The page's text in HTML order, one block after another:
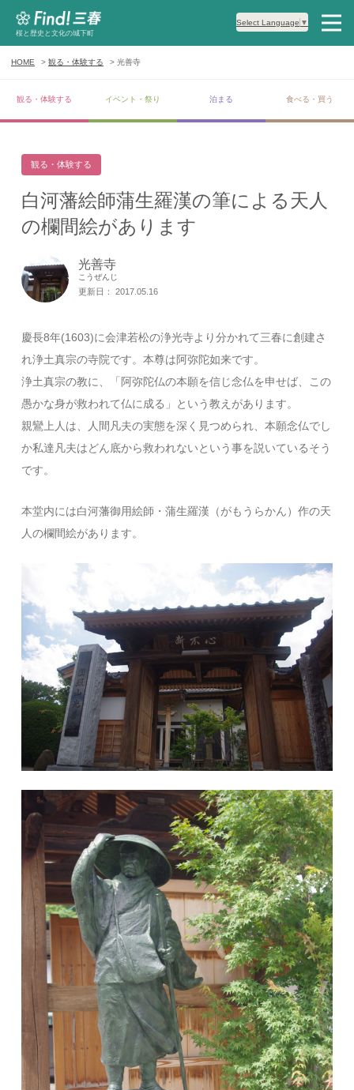
桜と歴史と文化の城下町
Select Language ▼
HOME 観る・体験する 光善寺
観る・体験する イベント・祭り 泊まる 食べる・買う
観る・体験する
白河藩絵師蒲生羅漢の筆による天人
の欄間絵があります
光善寺
こうぜんじ
更新日： 2017.05.16
慶長8年(1603)に会津若松の浄光寺より分かれて三春に創建さ
れ浄土真宗の寺院です。本尊は阿弥陀如来です。
浄土真宗の教に、「阿弥陀仏の本願を信じ念仏を申せば、この
愚かな身が救われて仏に成る」という教えがあります。
親鸞上人は、人間凡夫の実態を深く見つめられ、本願念仏でし
か私達凡夫はどん底から救われないという事を説いているそう
です。
本堂内には白河藩御用絵師・蒲生羅漢（がもうらかん）作の天
人の欄間絵があります。